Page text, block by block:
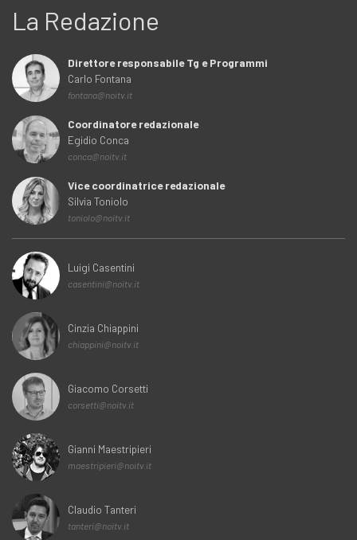
La Redazione
Direttore responsabile Tg e Programmi
Carlo Fontana
fontana@noitv.it
Coordinatore redazionale
Egidio Conca
conca@noitv.it
Vice coordinatrice redazionale
Silvia Toniolo
toniolo@noitv.it
Luigi Casentini
casentini@noitv.it
Cinzia Chiappini
chiappini@noitv.it
Giacomo Corsetti
corsetti@noitv.it
Gianni Maestripieri
maestripieri@noitv.it
Claudio Tanteri
tanteri@noitv.it